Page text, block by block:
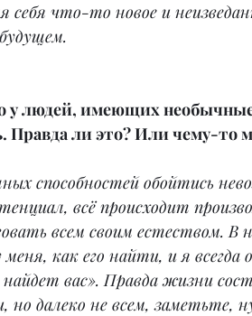
себя что-то новое и
у людей, имеющих
Правда ли это? Или чему-то
способностей обойтись
всё происходит
всем своим естеством. В
как его найти, и я
найдет вас». Правда жизни
но далеко не всем, заметьте,